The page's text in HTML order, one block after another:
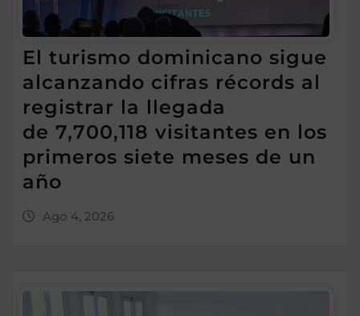
El turismo dominicano sigue
alcanzando cifras récords al
registrar la llegada
de 7,700,118 visitantes en los
primeros siete meses de un
año
Ago 4, 2026